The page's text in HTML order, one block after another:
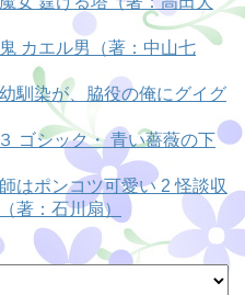
カエル男（著：中山七
馴染が、脇役の俺にグイグ
ゴシック・ 青い薔薇の下
はポンコツ可愛い 2 怪談収
著：石川扇）